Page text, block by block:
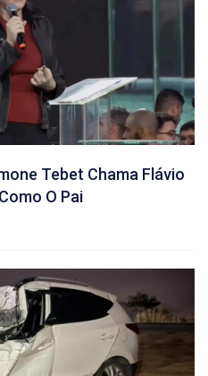
Tebet Chama Flávio
O Pai